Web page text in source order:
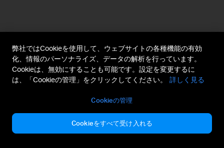
弊社ではCookieを使用して、ウェブサイトの各種機能の有効
化、情報のパーソナライズ、データの解析を行っています。
Cookieは、無効にすることも可能です。設定を変更するに
は、「Cookieの管理」をクリックしてください。
詳しく見る
Cookieの管理
Cookieをすべて受け入れる